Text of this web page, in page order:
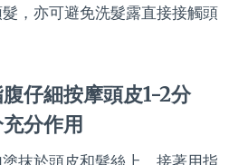
，亦可避免洗髮露直接接觸頭
仔細按摩頭皮1-2分
分作用